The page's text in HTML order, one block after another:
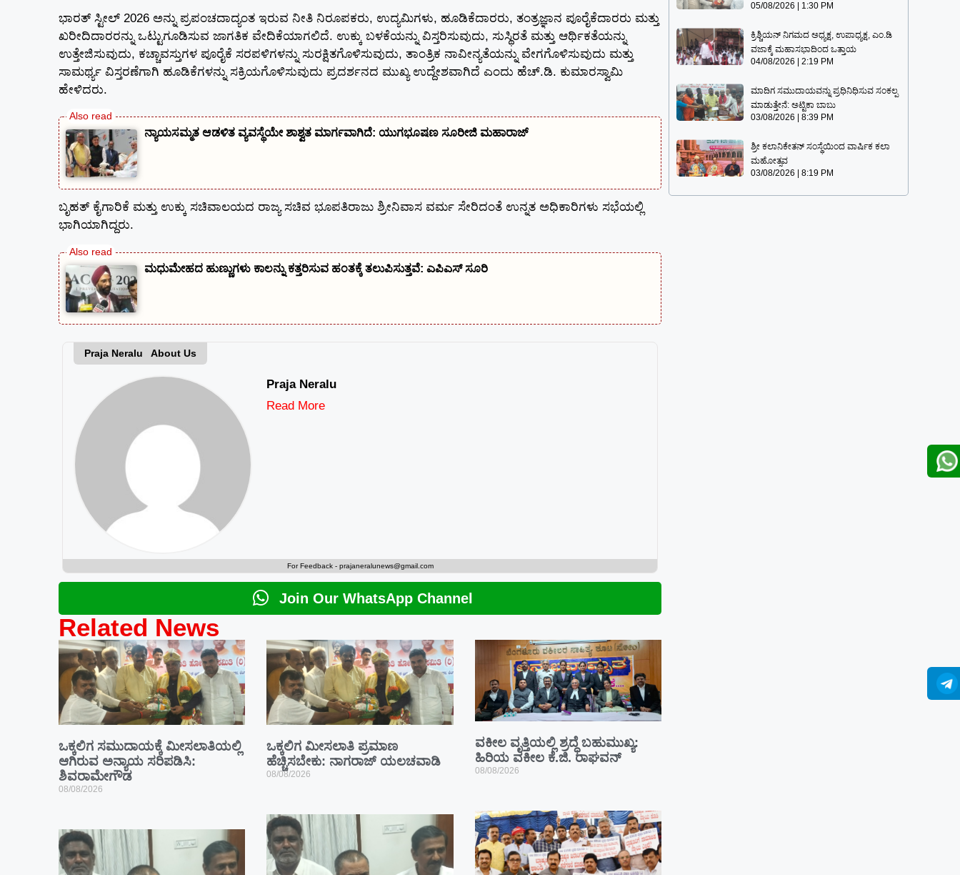
ಭಾರತ್ ಸ್ಟೀಲ್ 2026 ಅನ್ನು ಪ್ರಪಂಚದಾದ್ಯಂತ ಇರುವ ನೀತಿ ನಿರೂಪಕರು, ಉದ್ಯಮಿಗಳು, ಹೂಡಿಕೆದಾರರು, ತಂತ್ರಜ್ಞಾನ ಪೂರೈಕೆದಾರರು ಮತ್ತು
ಖರೀದಿದಾರರನ್ನು ಒಟ್ಟುಗೂಡಿಸುವ ಜಾಗತಿಕ ವೇದಿಕೆಯಾಗಲಿದೆ. ಉಕ್ಕು ಬಳಕೆಯನ್ನು ವಿಸ್ತರಿಸುವುದು, ಸುಸ್ಥಿರತೆ ಮತ್ತು ಆರ್ಥಿಕತೆಯನ್ನು
ಉತ್ತೇಜಿಸುವುದು, ಕಚ್ಚಾವಸ್ತುಗಳ ಪೂರೈಕೆ ಸರಪಳಿಗಳನ್ನು ಸುರಕ್ಷಿತಗೊಳಿಸುವುದು, ತಾಂತ್ರಿಕ ನಾವೀನ್ಯತೆಯನ್ನು ವೇಗಗೊಳಿಸುವುದು ಮತ್ತು
ಸಾಮರ್ಥ್ಯ ವಿಸ್ತರಣೆಗಾಗಿ ಹೂಡಿಕೆಗಳನ್ನು ಸಕ್ರಿಯಗೊಳಿಸುವುದು ಪ್ರದರ್ಶನದ ಮುಖ್ಯ ಉದ್ದೇಶವಾಗಿದೆ ಎಂದು ಹೆಚ್.ಡಿ. ಕುಮಾರಸ್ವಾಮಿ
ಹೇಳಿದರು.
ನ್ಯಾಯಸಮ್ಮತ ಆಡಳಿತ ವ್ಯವಸ್ಥೆಯೇ ಶಾಶ್ವತ ಮಾರ್ಗವಾಗಿದೆ: ಯುಗಭೂಷಣ ಸೂರೀಜಿ ಮಹಾರಾಜ್‌
ಬೃಹತ್‌ ಕೈಗಾರಿಕೆ ಮತ್ತು ಉಕ್ಕು ಸಚಿವಾಲಯದ ರಾಜ್ಯ ಸಚಿವ ಭೂಪತಿರಾಜು ಶ್ರೀನಿವಾಸ ವರ್ಮ ಸೇರಿದಂತೆ ಉನ್ನತ ಅಧಿಕಾರಿಗಳು ಸಭೆಯಲ್ಲಿ
ಭಾಗಿಯಾಗಿದ್ದರು.
ಮಧುಮೇಹದ ಹುಣ್ಣುಗಳು ಕಾಲನ್ನು ಕತ್ತರಿಸುವ ಹಂತಕ್ಕೆ ತಲುಪಿಸುತ್ತವೆ: ಎಪಿಎಸ್ ಸೂರಿ
Praja Neralu About Us
Praja Neralu
Read More
For Feedback - prajaneralunews@gmail.com
Join Our WhatsApp Channel
Related News
ಒಕ್ಕಲಿಗ ಸಮುದಾಯಕ್ಕೆ ಮೀಸಲಾತಿಯಲ್ಲಿ
ಆಗಿರುವ ಅನ್ಯಾಯ ಸರಿಪಡಿಸಿ:
ಶಿವರಾಮೇಗೌಡ
08/08/2026
ಒಕ್ಕಲಿಗ ಮೀಸಲಾತಿ ಪ್ರಮಾಣ
ಹೆಚ್ಚಿಸಬೇಕು: ನಾಗರಾಜ್ ಯಲಚವಾಡಿ
08/08/2026
ವಕೀಲ ವೃತ್ತಿಯಲ್ಲಿ ಶ್ರದ್ಧೆ ಬಹುಮುಖ್ಯ:
ಹಿರಿಯ ವಕೀಲ ಕೆ.ಜಿ. ರಾಘವನ್
08/08/2026
05/08/2026
1:30 PM
ಕ್ರಿಶ್ಚಿಯನ್ ನಿಗಮದ ಅಧ್ಯಕ್ಷ, ಉಪಾಧ್ಯಕ್ಷ, ಎಂ.ಡಿ
ವಜಾಕ್ಕೆ ಮಹಾಸಭಾದಿಂದ ಒತ್ತಾಯ
04/08/2026
2:19 PM
ಮಾದಿಗ ಸಮುದಾಯವನ್ನು ಪ್ರಧಿನಿಧಿಸುವ ಸಂಕಲ್ಪ
ಮಾಡುತ್ತೇನೆ: ಅಟ್ಟಿಕಾ ಬಾಬು
03/08/2026
8:39 PM
ಶ್ರೀ ಕಲಾನಿಕೇತನ್ ಸಂಸ್ಥೆಯಿಂದ ವಾರ್ಷಿಕ ಕಲಾ
ಮಹೋತ್ಸವ
03/08/2026
8:19 PM